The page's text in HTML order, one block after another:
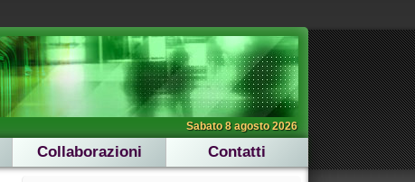
Sabato 8 agosto 2026
Collaborazioni Contatti